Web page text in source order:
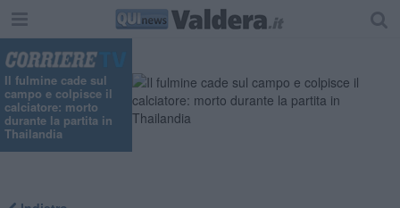
Il fulmine cade sul
campo e colpisce il
calciatore: morto
durante la partita in
Thailandia